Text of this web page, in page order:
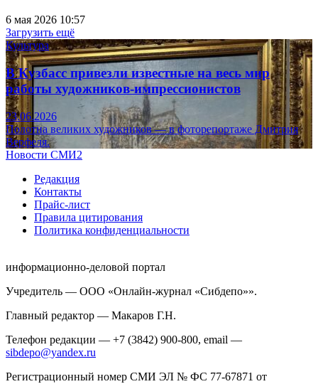
6 мая 2026 10:57
Загрузить ещё
Культура
В Кузбасс привезли известные на весь мир
работы художников-импрессионистов
23.06.2026
Полотна великих художников — в фоторепортаже Дмитрия
Верфеля.
Новости СМИ2
Редакция
Контакты
Прайс-лист
Правила цитирования
Политика конфиденциальности
информационно-деловой портал
Учредитель — ООО «Онлайн-журнал «Сибдепо»».
Главный редактор — Макаров Г.Н.
Телефон редакции — +7 (3842) 900-800, email —
sibdepo@yandex.ru
Регистрационный номер СМИ ЭЛ № ФС 77-67871 от